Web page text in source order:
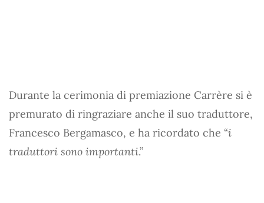
Durante la cerimonia di premiazione Carrère si è
premurato di ringraziare anche il suo traduttore,
Francesco Bergamasco, e ha ricordato che “i
traduttori sono importanti.”